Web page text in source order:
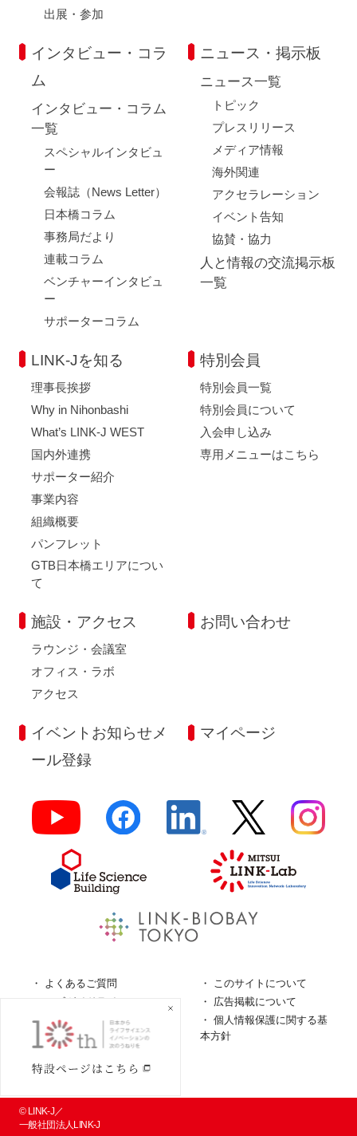
出展・参加
インタビュー・コラ
ム
インタビュー・コラム
一覧
スペシャルインタビュ
ー
会報誌（News Letter）
日本橋コラム
事務局だより
連載コラム
ベンチャーインタビュ
ー
サポーターコラム
ニュース・掲示板
ニュース一覧
トピック
プレスリリース
メディア情報
海外関連
アクセラレーション
イベント告知
協賛・協力
人と情報の交流掲示板
一覧
LINK-Jを知る
理事長挨拶
Why in Nihonbashi
What’s LINK-J WEST
国内外連携
サポーター紹介
事業内容
組織概要
パンフレット
GTB日本橋エリアについ
て
特別会員
特別会員一覧
特別会員について
入会申し込み
専用メニューはこちら
施設・アクセス
ラウンジ・会議室
オフィス・ラボ
アクセス
お問い合わせ
イベントお知らせメ
ール登録
マイページ
よくあるご質問
このサイトについて
ロゴガイドライン
広告掲載について
特定商取引法に基づく表
個人情報保護に関する基
本方針
© LINK-J／
一般社団法人LINK-J